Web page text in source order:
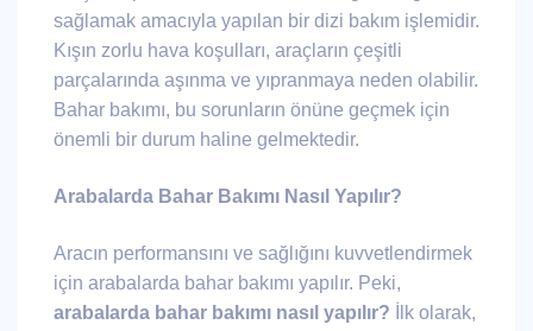
sağlamak amacıyla yapılan bir dizi bakım işlemidir.
Kışın zorlu hava koşulları, araçların çeşitli
parçalarında aşınma ve yıpranmaya neden olabilir.
Bahar bakımı, bu sorunların önüne geçmek için
önemli bir durum haline gelmektedir.
Arabalarda Bahar Bakımı Nasıl Yapılır?
Aracın performansını ve sağlığını kuvvetlendirmek
için arabalarda bahar bakımı yapılır. Peki,
arabalarda bahar bakımı nasıl yapılır?
İlk olarak,